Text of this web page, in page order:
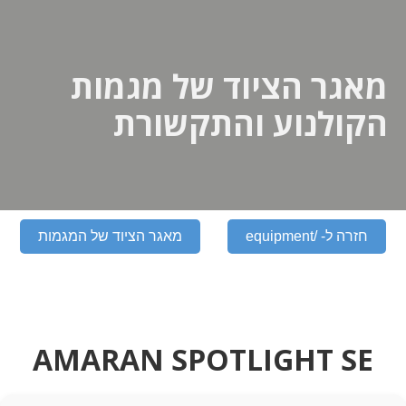
מאגר הציוד של מגמות
הקולנוע והתקשורת
חזרה ל- /equipment מאגר הציוד של המגמות
AMARAN SPOTLIGHT SE